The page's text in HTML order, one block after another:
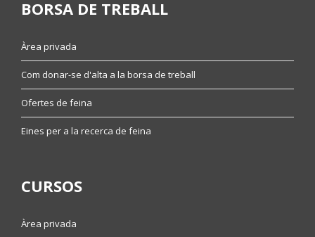
BORSA DE TREBALL
Àrea privada
Com donar-se d'alta a la borsa de treball
Ofertes de feina
Eines per a la recerca de feina
CURSOS
Àrea privada